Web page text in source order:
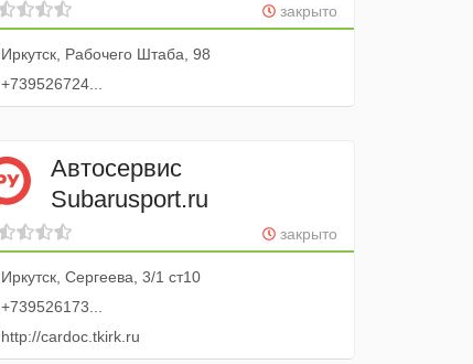
закрыто
Иркутск, Рабочего Штаба, 98
+739526724...
Автосервис
Subarusport.ru
закрыто
Иркутск, Сергеева, 3/1 ст10
+739526173...
http://cardoc.tkirk.ru